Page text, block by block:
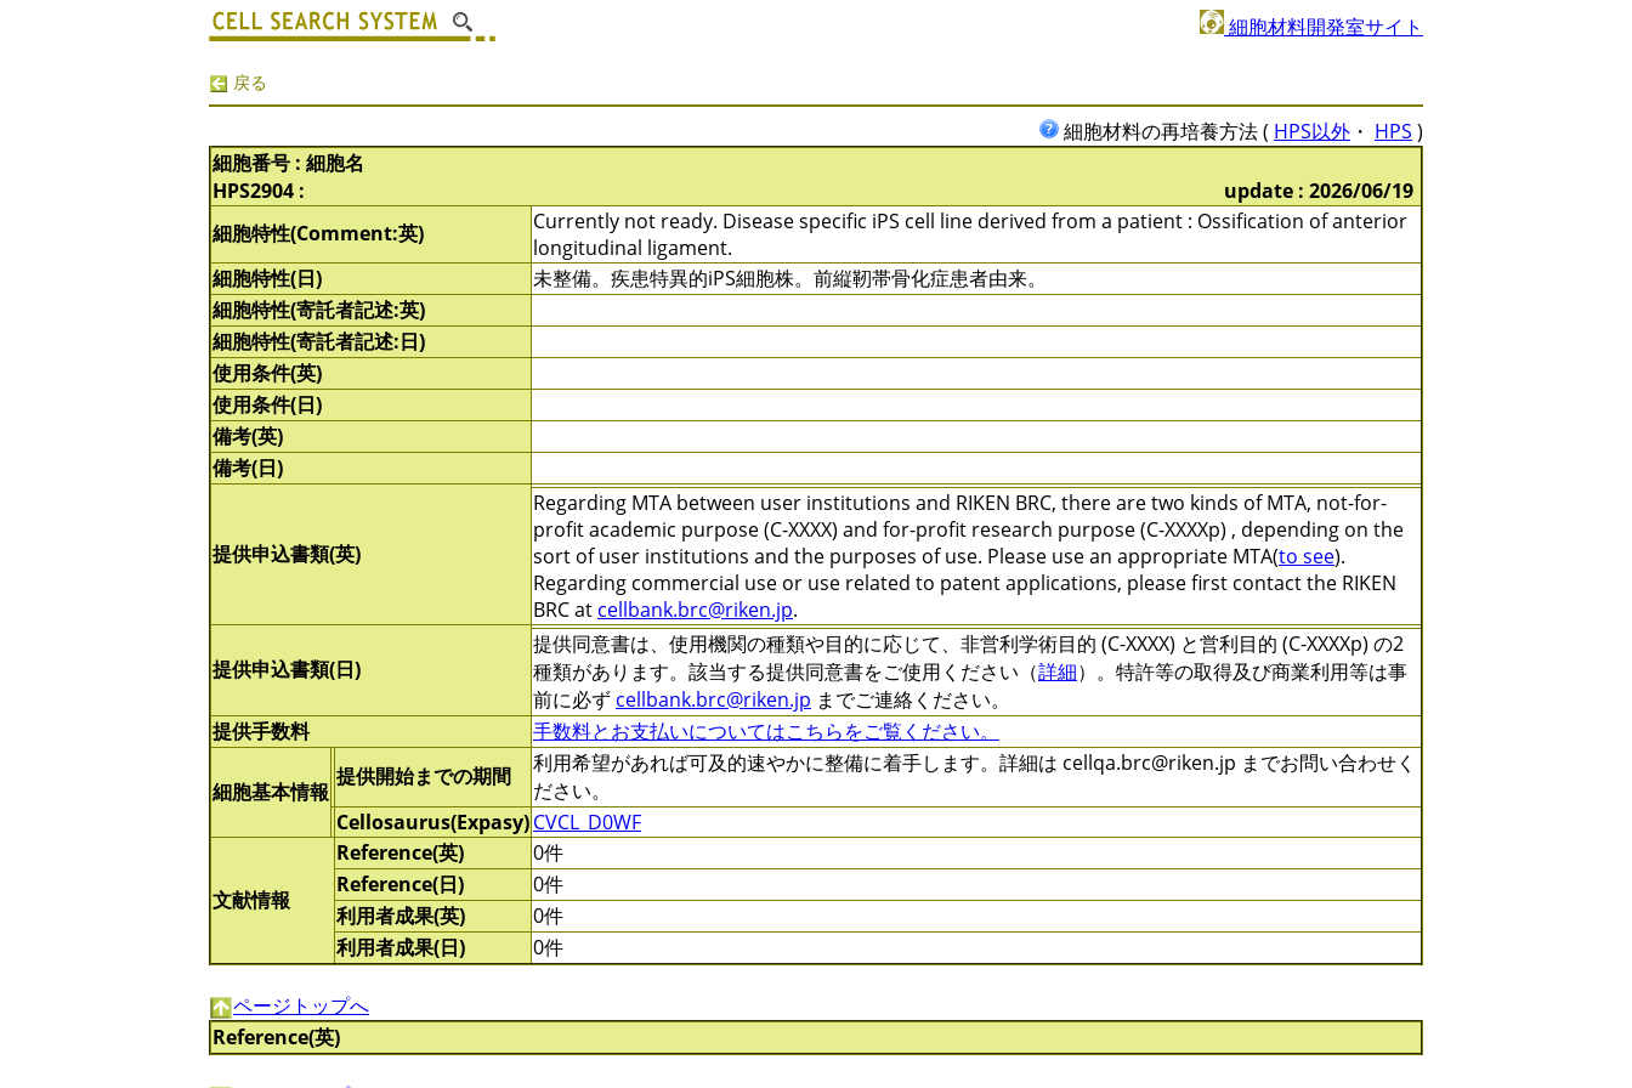
細胞材料開発室サイト
戻る
細胞材料の再培養方法 ( HPS以外 ・ HPS )
細胞番号 : 細胞名
HPS2904 :
update : 2026/06/19
細胞特性(Comment:英)
Currently not ready. Disease specific iPS cell line derived from a patient : Ossification of anterior
longitudinal ligament.
細胞特性(日)
未整備。疾患特異的iPS細胞株。前縦靭帯骨化症患者由来。
細胞特性(寄託者記述:英)
細胞特性(寄託者記述:日)
使用条件(英)
使用条件(日)
備考(英)
備考(日)
提供申込書類(英)
Regarding MTA between user institutions and RIKEN BRC, there are two kinds of MTA, not-for-
profit academic purpose (C-XXXX) and for-profit research purpose (C-XXXXp) , depending on the
sort of user institutions and the purposes of use. Please use an appropriate MTA(to see).
Regarding commercial use or use related to patent applications, please first contact the RIKEN
BRC at cellbank.brc@riken.jp.
提供申込書類(日)
提供同意書は、使用機関の種類や目的に応じて、非営利学術目的 (C-XXXX) と営利目的 (C-XXXXp) の2
種類があります。該当する提供同意書をご使用ください（詳細）。特許等の取得及び商業利用等は事
前に必ず cellbank.brc@riken.jp までご連絡ください。
提供手数料
手数料とお支払いについてはこちらをご覧ください。
細胞基本情報
提供開始までの期間
利用希望があれば可及的速やかに整備に着手します。詳細は cellqa.brc@riken.jp までお問い合わせく
ださい。
Cellosaurus(Expasy)CVCL_D0WF
文献情報
Reference(英)
0件
Reference(日)
0件
利用者成果(英)
0件
利用者成果(日)
0件
ページトップへ
Reference(英)